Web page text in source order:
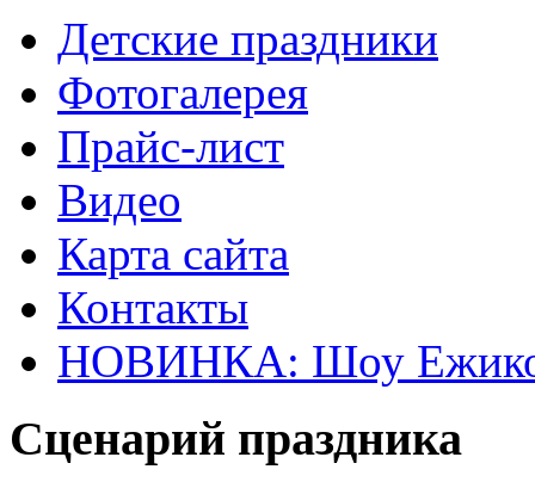
Детские праздники
Фотогалерея
Прайс-лист
Видео
Карта сайта
Контакты
НОВИНКА: Шоу
Сценарий праздника